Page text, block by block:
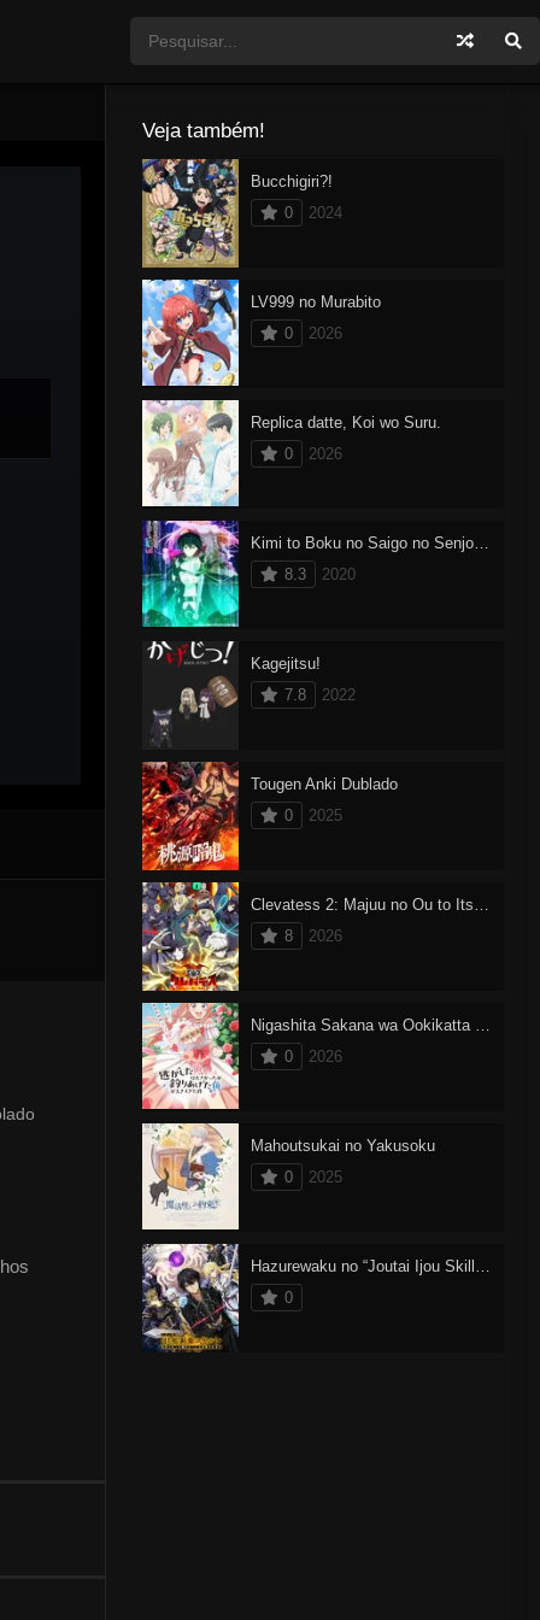
Veja também!
Bucchigiri?!
0
2024
LV999 no Murabito
0
2026
Replica datte, Koi wo Suru.
0
2026
Kimi to Boku no Saigo no Senjou, Aruiwa Sekai ga Hajimaru Seisen
8.3
2020
Kagejitsu!
7.8
2022
Tougen Anki Dublado
0
2025
Clevatess 2: Majuu no Ou to Itsuwari no Yuusha Denshou
8
2026
Nigashita Sakana wa Ookikatta ga Tsuriageta Sakana ga Ookisugita Ken
0
2026
Mahoutsukai no Yakusoku
0
2025
Hazurewaku no “Joutai Ijou Skill” de Saikyou ni Natta Ore ga Subete wo Juurin suru made
0